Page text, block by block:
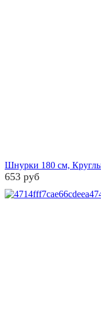
Шнурки 180 см,
653 руб